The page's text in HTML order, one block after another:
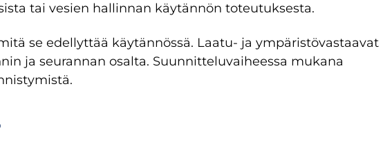
tai vesien hallinnan käytännön toteutuksesta.
se edellyttää käytännössä. Laatu- ja ympäristövastaavat
ja seurannan osalta. Suunnitteluvaiheessa mukana